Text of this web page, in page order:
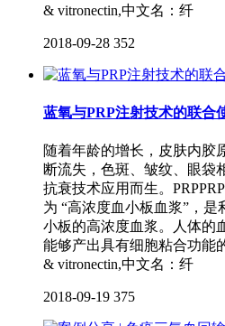
& vitronectin,中文名：纤
2018-09-28 352
蓝氧与PRP注射技术的联合
随着年龄的增长，皮肤内胶
断流失，色斑、皱纹、眼袋
抗衰技术应用而生。
为 “高浓度血小板血浆”，
小板的高浓度血浆。人体的
能够产出具有细胞粘合功能
& vitronectin,中文名：纤
2018-09-19 375